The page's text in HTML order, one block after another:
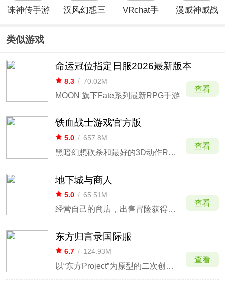
诛神传手游
汉风幻想三
VRchat手
漫威神威战
类似游戏
命运冠位指定日服2026最新版本
8.3 / 70.02M
MOON 旗下Fate系列最新RPG手游
查看
铁血战士游戏官方版
5.0 / 657.8M
黑暗幻想砍杀和最好的3D动作RPG。
查看
地下城与商人
5.0 / 65.51M
经营自己的商店，出售冒险获得的资源
查看
东方归言录国际服
6.7 / 124.93M
以“东方Project”为原型的二次创作回合制RPG手游
查看